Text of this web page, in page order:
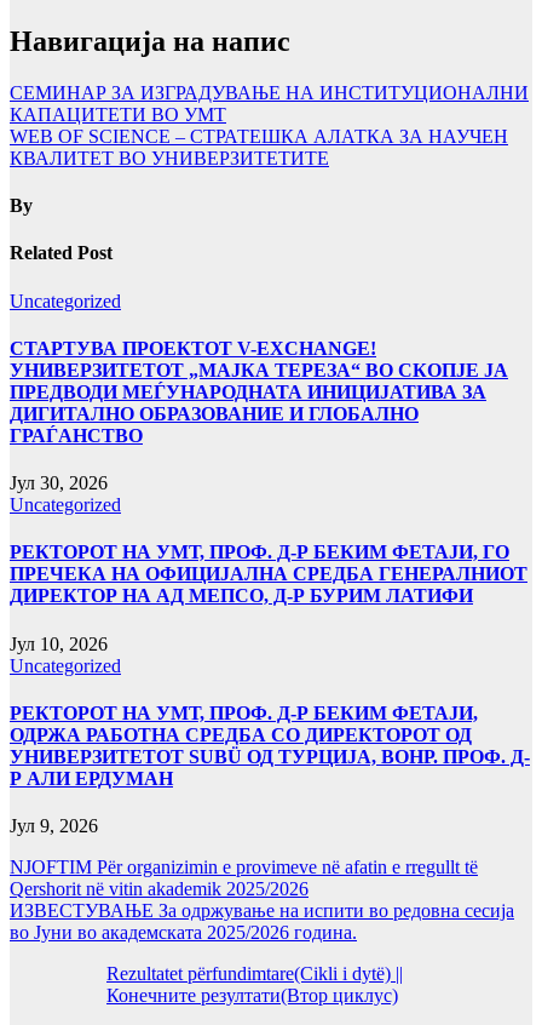
Навигација на напис
СЕМИНАР ЗА ИЗГРАДУВАЊЕ НА ИНСТИТУЦИОНАЛНИ
КАПАЦИТЕТИ ВО УMТ
WEB OF SCIENCE – СТРАТЕШКА АЛАТКА ЗА НАУЧЕН
КВАЛИТЕТ ВО УНИВЕРЗИТЕТИТЕ
By
Related Post
Uncategorized
СТАРТУВА ПРОЕКТОТ V-EXCHANGE!
УНИВЕРЗИТЕТОТ „МАЈКА ТЕРЕЗА“ ВО СКОПЈЕ ЈА
ПРЕДВОДИ МЕЃУНАРОДНАТА ИНИЦИЈАТИВА ЗА
ДИГИТАЛНО ОБРАЗОВАНИЕ И ГЛОБАЛНО
ГРАЃАНСТВО
Јул 30, 2026
Uncategorized
РЕКТОРОТ НА УМТ, ПРОФ. Д-Р БЕКИМ ФЕТАЈИ, ГО
ПРЕЧЕКА НА ОФИЦИЈАЛНА СРЕДБА ГЕНЕРАЛНИОТ
ДИРЕКТОР НА АД МЕПСО, Д-Р БУРИМ ЛАТИФИ
Јул 10, 2026
Uncategorized
РЕКТОРОТ НА УМТ, ПРОФ. Д-Р БЕКИМ ФЕТАЈИ,
ОДРЖА РАБОТНА СРЕДБА СО ДИРЕКТОРОТ ОД
УНИВЕРЗИТЕТОТ SUBÜ ОД ТУРЦИЈА, ВОНР. ПРОФ. Д-
Р АЛИ ЕРДУМАН
Јул 9, 2026
NJOFTIM Për organizimin e provimeve në afatin e rregullt të
Qershorit në vitin akademik 2025/2026
ИЗВЕСТУВАЊЕ За одржување на испити во редовна сесија
во Јуни во академската 2025/2026 година.
Rezultatet përfundimtare(Cikli i dytë) ||
Конечните резултати(Втор циклус)